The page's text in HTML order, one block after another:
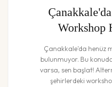
Çanakkale'da
Workshop
Çanakkale'da henüz
bulunmuyor. Bu
varsa, sen başlat!
şehirlerdeki